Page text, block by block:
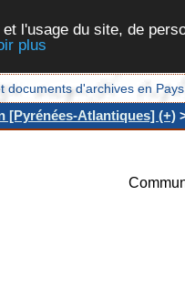
l'usage du site, de
plus
d'archives en
[Pyrénées-Atlantiques] (+)